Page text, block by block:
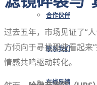
合作伙伴
联系我们
在线反馈
过去五年，市场见证了“
方倾向于寻找那些看起来
情感共鸣驱动转化。